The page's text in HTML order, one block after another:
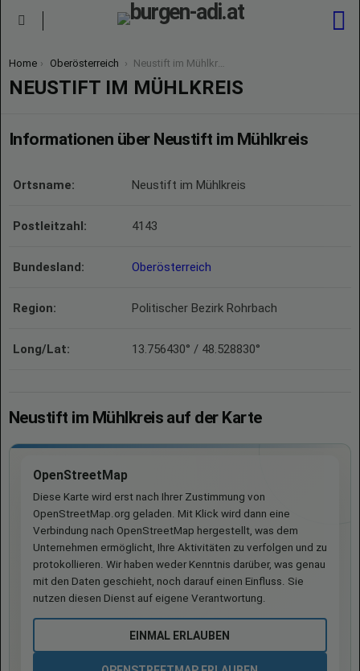
You are here:
Home Oberösterreich Neustift im Mühlkreis
NEUSTIFT IM MÜHLKREIS
Informationen über Neustift im Mühlkreis
Ortsname: Neustift im Mühlkreis
Postleitzahl: 4143
Bundesland: Oberösterreich
Region: Politischer Bezirk Rohrbach
Long/Lat: 13.756430° / 48.528830°
Neustift im Mühlkreis auf der Karte
OpenStreetMap
Diese Karte wird erst nach Ihrer Zustimmung von
OpenStreetMap.org geladen. Mit Klick wird dann eine
Verbindung nach OpenStreetMap hergestellt, was dem
Unternehmen ermöglicht, Ihre Aktivitäten zu verfolgen und zu
protokollieren. Wir haben weder Kenntnis darüber, was genau
mit den Daten geschieht, noch darauf einen Einfluss. Sie
nutzen diesen Dienst auf eigene Verantwortung.
EINMAL ERLAUBEN